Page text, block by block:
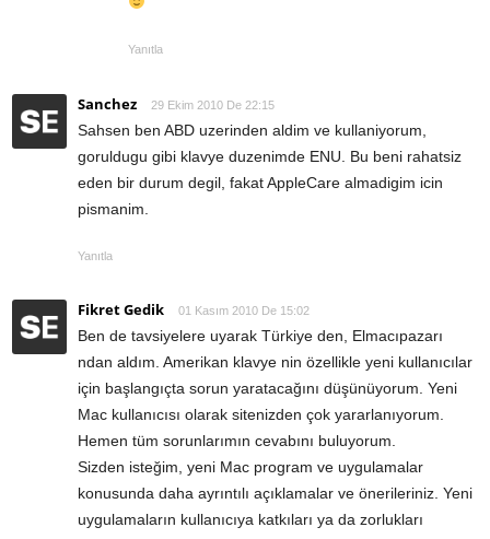
Yanıtla
Sanchez 29 Ekim 2010 De 22:15
Sahsen ben ABD uzerinden aldim ve kullaniyorum,
goruldugu gibi klavye duzenimde ENU. Bu beni rahatsiz
eden bir durum degil, fakat AppleCare almadigim icin
pismanim.
Yanıtla
Fikret Gedik 01 Kasım 2010 De 15:02
Ben de tavsiyelere uyarak Türkiye den, Elmacıpazarı
ndan aldım. Amerikan klavye nin özellikle yeni kullanıcılar
için başlangıçta sorun yaratacağını düşünüyorum. Yeni
Mac kullanıcısı olarak sitenizden çok yararlanıyorum.
Hemen tüm sorunlarımın cevabını buluyorum.
Sizden isteğim, yeni Mac program ve uygulamalar
konusunda daha ayrıntılı açıklamalar ve önerileriniz. Yeni
uygulamaların kullanıcıya katkıları ya da zorlukları